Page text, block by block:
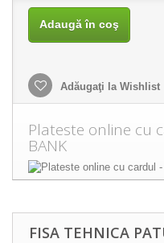
Adaugă în coş
Adăugaţi la Wishlist
Plateste online cu
BANK
FISA TEHNICA